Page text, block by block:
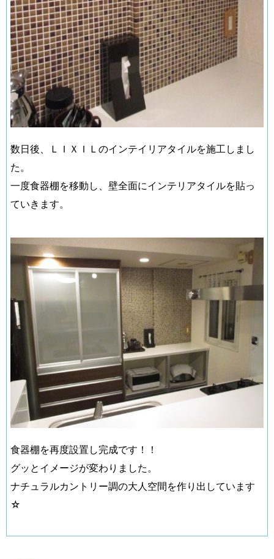
数日後、ＬＩＸＩＬのインテイリアタイルを施工しまし
た。
一度食器棚を移動し、壁全面にインテリアタイルを貼っ
ていきます。
食器棚を再度設置し完成です！！
グッとイメージが変わりました。
ナチュラルカントリー調の大人空間を作り出しています
☆